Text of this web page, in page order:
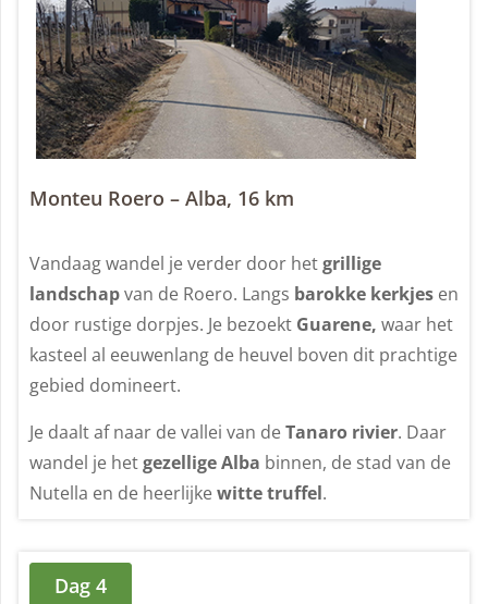
Monteu Roero – Alba, 16 km
Vandaag wandel je verder door hetgrillige
landschapvan de Roero. Langs barokke kerkjes en
door rustige dorpjes. Je bezoekt Guarene, waar het
kasteel al eeuwenlang de heuvel boven dit prachtige
gebied domineert.
Je daalt af naar de vallei van deTanaro rivier. Daar
wandel je hetgezellige Alba binnen, de stad van de
Nutella en de heerlijkewitte truffel.
Dag 4